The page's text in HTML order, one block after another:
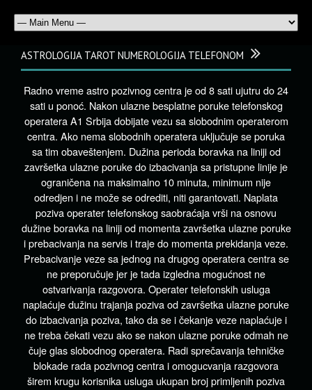
ASTROLOGIJA TAROT NUMEROLOGIJA TELEFONOM
Radno vreme astro pozivnog centra je od 8 sati ujutru do 24
sati u ponoć. Nakon ulazne besplatne poruke telefonskog
operatera A1 Srbija dobijate vezu sa slobodnim operaterom
centra. Ako nema slobodnih operatera uključuje se poruka
sa tim obaveštenjem. Dužina perioda boravka na liniji od
završetka ulazne poruke do izbacivanja sa pristupne linije je
ograničena na maksimalno 10 minuta, minimum nije
odredjen i ne može se odrediti, niti garantovati. Naplata
poziva operater telefonskog saobraćaja vrši na osnovu
dužine boravka na liniji od momenta završetka ulazne poruke
i prebacivanja na servis i traje do momenta prekidanja veze.
Prebacivanje veze sa jednog na drugog operatera centra se
ne preporučuje jer je tada izgledna mogućnost ne
ostvarivanja razgovora. Operater telefonskih usluga
naplaćuje dužinu trajanja poziva od završetka ulazne poruke
do izbacivanja poziva, tako da se i čekanje veze naplaćuje i
ne treba čekati vezu ako se nakon ulazne poruke odmah ne
čuje glas slobodnog operatera. Radi sprečavanja tehničke
blokade rada pozivnog centra i omogucvanja razgovora
širem krugu korisnika usluga ukupan broj primljenih poziva